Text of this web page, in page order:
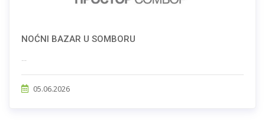
NOĆNI BAZAR U SOMBORU
05.06.2026